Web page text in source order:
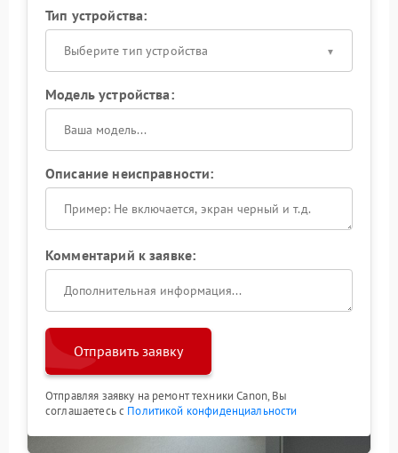
Тип устройства:
Выберите тип устройства
Модель устройства:
Описание неисправности:
Комментарий к заявке:
Отправить заявку
Отправляя заявку на ремонт техники Canon, Вы
соглашаетесь с Политикой конфиденциальности